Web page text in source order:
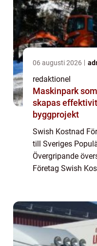
06 augusti 2026
redaktionel
Maskinpark
skapas
byggprojekt
Swish Kostnad
till Sveriges
Övergripande
Företag Swish